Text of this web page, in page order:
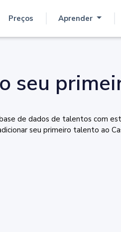
Preços Aprender
seu
de dados de talentos com
seu primeiro talento ao